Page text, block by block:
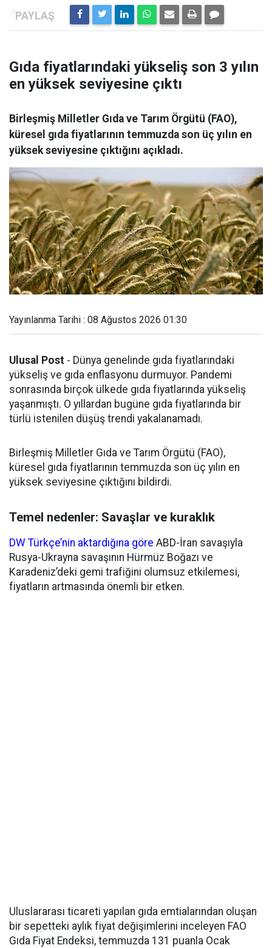
Gıda fiyatlarındaki yükseliş son 3 yılın
en yüksek seviyesine çıktı
Birleşmiş Milletler Gıda ve Tarım Örgütü (FAO),
küresel gıda fiyatlarının temmuzda son üç yılın en
yüksek seviyesine çıktığını açıkladı.
Yayınlanma Tarihi : 08 Ağustos 2026 01:30
Ulusal Post - Dünya genelinde gıda fiyatlarındaki
yükseliş ve gıda enflasyonu durmuyor. Pandemi
sonrasında birçok ülkede gıda fiyatlarında yükseliş
yaşanmıştı. O yıllardan bugüne gıda fiyatlarında bir
türlü istenilen düşüş trendi yakalanamadı.
Birleşmiş Milletler Gıda ve Tarım Örgütü (FAO),
küresel gıda fiyatlarının temmuzda son üç yılın en
yüksek seviyesine çıktığını bildirdi.
Temel nedenler: Savaşlar ve kuraklık
DW Türkçe’nin aktardığına göre ABD-İran savaşıyla
Rusya-Ukrayna savaşının Hürmüz Boğazı ve
Karadeniz’deki gemi trafiğini olumsuz etkilemesi,
fiyatların artmasında önemli bir etken.
Uluslararası ticareti yapılan gıda emtialarından oluşan
bir sepetteki aylık fiyat değişimlerini inceleyen FAO
Gıda Fiyat Endeksi, temmuzda 131 puanla Ocak